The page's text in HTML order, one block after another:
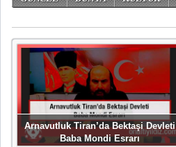
Arnavutluk Tiran’da Bektaşi Devleti
Baba Mondi Esrarı